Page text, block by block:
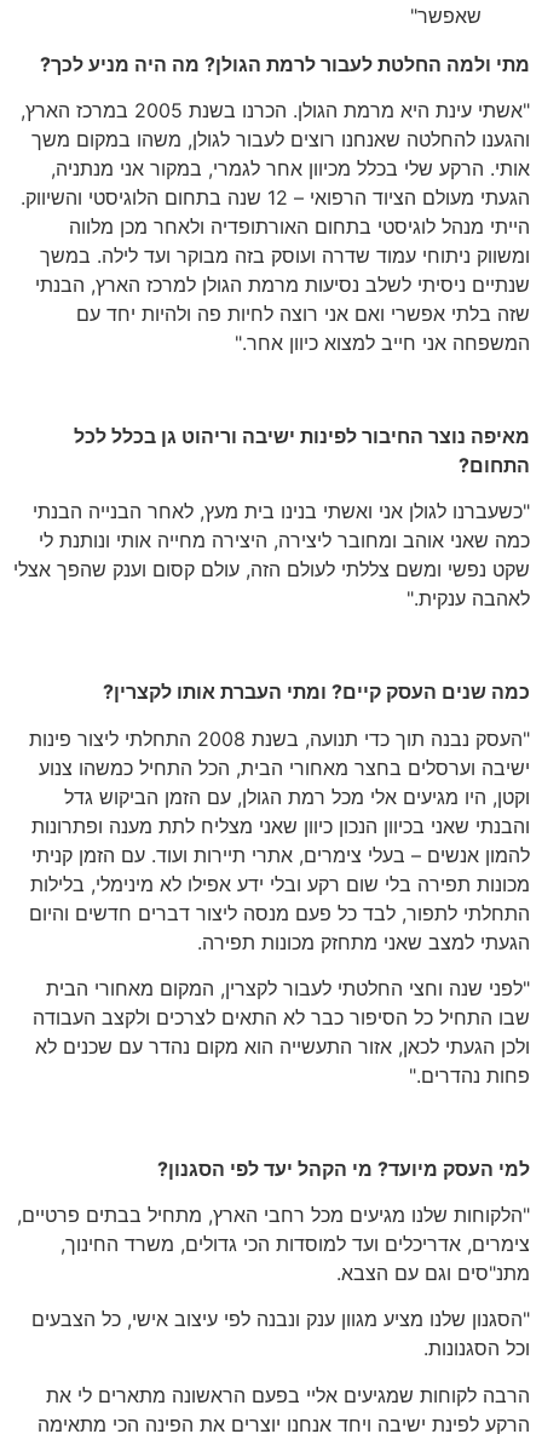
שאפשר"
ולמה החלטת לעבור לרמת הגולן? מה היה מניע לכך?
"אשתי עינת היא מרמת הגולן. הכרנו בשנת 2005 במרכז הארץ,
להחלטה שאנחנו רוצים לעבור לגולן, משהו במקום משך
הרקע שלי בכלל מכיוון אחר לגמרי, במקור אני מנתניה,
הגעתי מעולם הציוד הרפואי – 12 שנה בתחום הלוגיסטי והשיווק.
מנהל לוגיסטי בתחום האורתופדיה ולאחר מכן מלווה
ניתוחי עמוד שדרה ועוסק בזה מבוקר ועד לילה. במשך
ניסיתי לשלב נסיעות מרמת הגולן למרכז הארץ, הבנתי
בלתי אפשרי ואם אני רוצה לחיות פה ולהיות יחד עם
אני חייב למצוא כיוון אחר."
נוצר החיבור לפינות ישיבה וריהוט גן בכלל לכל
לגולן אני ואשתי בנינו בית מעץ, לאחר הבנייה הבנתי
אוהב ומחובר ליצירה, היצירה מחייה אותי ונותנת לי
נפשי ומשם צללתי לעולם הזה, עולם קסום וענק שהפך אצלי
ענקית."
שנים העסק קיים? ומתי העברת אותו לקצרין?
"העסק נבנה תוך כדי תנועה, בשנת 2008 התחלתי ליצור פינות
וערסלים בחצר מאחורי הבית, הכל התחיל כמשהו צנוע
היו מגיעים אלי מכל רמת הגולן, עם הזמן הביקוש גדל
שאני בכיוון הנכון כיוון שאני מצליח לתת מענה ופתרונות
אנשים – בעלי צימרים, אתרי תיירות ועוד. עם הזמן קניתי
תפירה בלי שום רקע ובלי ידע אפילו לא מינימלי, בלילות
לתפור, לבד כל פעם מנסה ליצור דברים חדשים והיום
למצב שאני מתחזק מכונות תפירה.
שנה וחצי החלטתי לעבור לקצרין, המקום מאחורי הבית
התחיל כל הסיפור כבר לא התאים לצרכים ולקצב העבודה
הגעתי לכאן, אזור התעשייה הוא מקום נהדר עם שכנים לא
נהדרים."
העסק מיועד? מי הקהל יעד לפי הסגנון?
שלנו מגיעים מכל רחבי הארץ, מתחיל בבתים פרטיים,
אדריכלים ועד למוסדות הכי גדולים, משרד החינוך,
וגם עם הצבא.
שלנו מציע מגוון ענק ונבנה לפי עיצוב אישי, כל הצבעים
לקוחות שמגיעים אליי בפעם הראשונה מתארים לי את
לפינת ישיבה ויחד אנחנו יוצרים את הפינה הכי מתאימה